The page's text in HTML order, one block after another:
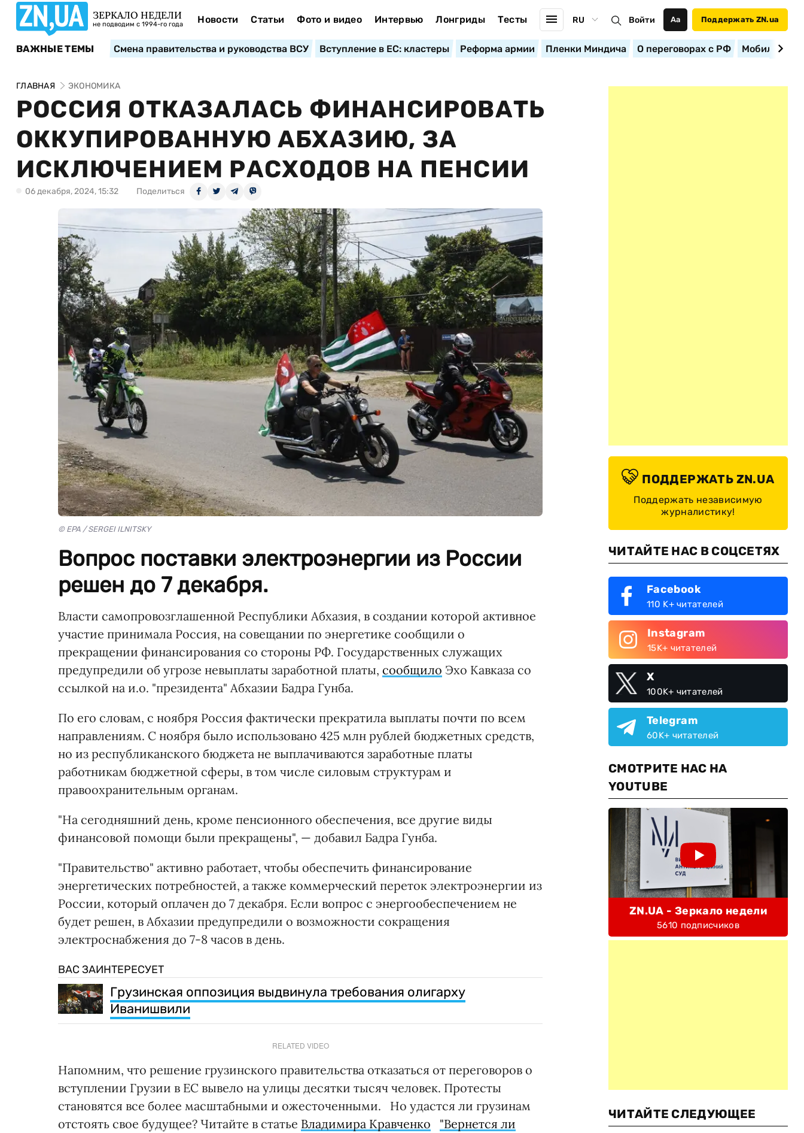
ЗЕРКАЛО НЕДЕЛИ
не подводим с 1994-го года Новости Статьи Фото и видео Интервью Лонгриды Тесты RU Войти Аа Поддержать ZN.ua
ВАЖНЫЕ ТЕМЫ Смена правительства и руководства ВСУ Вступление в ЕС: кластеры Реформа армии Пленки Миндича О переговорах с РФ
ГЛАВНАЯ ЭКОНОМИКА
РОССИЯ ОТКАЗАЛАСЬ ФИНАНСИРОВАТЬ
ОККУПИРОВАННУЮ АБХАЗИЮ, ЗА
ИСКЛЮЧЕНИЕМ РАСХОДОВ НА ПЕНСИИ
06 декабря, 2024, 15:32 Поделиться
© EPA / SERGEI ILNITSKY
Вопрос поставки электроэнергии из России
решен до 7 декабря.
Власти самопровозглашенной Республики Абхазия, в создании которой активное
участие принимала Россия, на совещании по энергетике сообщили о
прекращении финансирования со стороны РФ. Государственных служащих
предупредили об угрозе невыплаты заработной платы, сообщило Эхо Кавказа со
ссылкой на и.о. "президента" Абхазии Бадра Гунба.
По его словам, с ноября Россия фактически прекратила выплаты почти по всем
направлениям. С ноября было использовано 425 млн рублей бюджетных средств,
но из республиканского бюджета не выплачиваются заработные платы
работникам бюджетной сферы, в том числе силовым структурам и
правоохранительным органам.
"На сегодняшний день, кроме пенсионного обеспечения, все другие виды
финансовой помощи были прекращены", — добавил Бадра Гунба.
"Правительство" активно работает, чтобы обеспечить финансирование
энергетических потребностей, а также коммерческий переток электроэнергии из
России, который оплачен до 7 декабря. Если вопрос с энергообеспечением не
будет решен, в Абхазии предупредили о возможности сокращения
электроснабжения до 7-8 часов в день.
ВАС ЗАИНТЕРЕСУЕТ
Грузинская оппозиция выдвинула требования олигарху
Иванишвили
RELATED VIDEO
Напомним, что решение грузинского правительства отказаться от переговоров о
вступлении Грузии в ЕС вывело на улицы десятки тысяч человек. Протесты
становятся все более масштабными и ожесточенными. Но удастся ли грузинам
отстоять свое будущее? Читайте в статье Владимира Кравченко
"Вернется ли
ПОДДЕРЖАТЬ ZN.UA
Поддержать независимую
журналистику!
ЧИТАЙТЕ НАС В СОЦСЕТЯХ
Facebook
110 K+ читателей
Instagram
15K+ читателей
X
100K+ читателей
Telegram
60K+ читателей
СМОТРИТЕ НАС НА
YOUTUBE
ZN.UA - Зеркало недели
5610 подписчиков
ЧИТАЙТЕ СЛЕДУЮЩЕЕ